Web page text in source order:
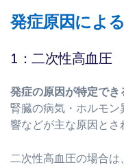
発症原因によ
1：二次性高血圧
発症の原因が特定でき
腎臓の病気・ホルモ
響などが主な原因とさ
二次性高血圧の場合